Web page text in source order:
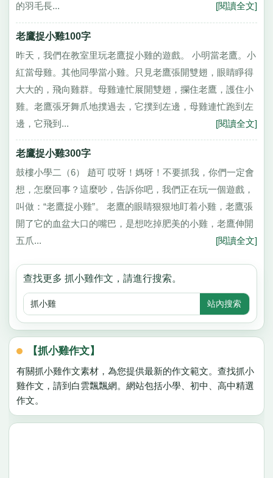
的羽毛長...
[閱讀全文]
老鷹捉小雞100字
昨天，我們在教室里玩老鷹捉小雞的遊戲。 小明當老鷹。小
紅當母雞。其他同學當小雞。只見老鷹張開雙翅，眼睛睜得
大大的，飛向雞群。母雞連忙展開雙翅，攔住老鷹，護住小
雞。老鷹張牙舞爪地撲過去，它撲到左邊，母雞連忙跑到左
邊，它飛到...
[閱讀全文]
老鷹捉小雞300字
鼓樓小學二（6） 趙可 哎呀！媽呀！不要抓我，你們一定會
想，怎麼回事？這麼吵，告訴你吧，我們正在玩一個遊戲，
叫做：“老鷹捉小雞”。 老鷹的眼睛狠狠地盯着小雞，老鷹張
開了它的血盆大口的嘴巴，是想吃掉肥美的小雞，老鷹伸開
五爪...
[閱讀全文]
查找更多 抓小雞作文，請進行搜索。
【抓小雞作文】
有關抓小雞作文素材，為您提供最新的作文範文。查找抓小
雞作文，請到白雲飄飄網。網站包括小學、初中、高中精選
作文。